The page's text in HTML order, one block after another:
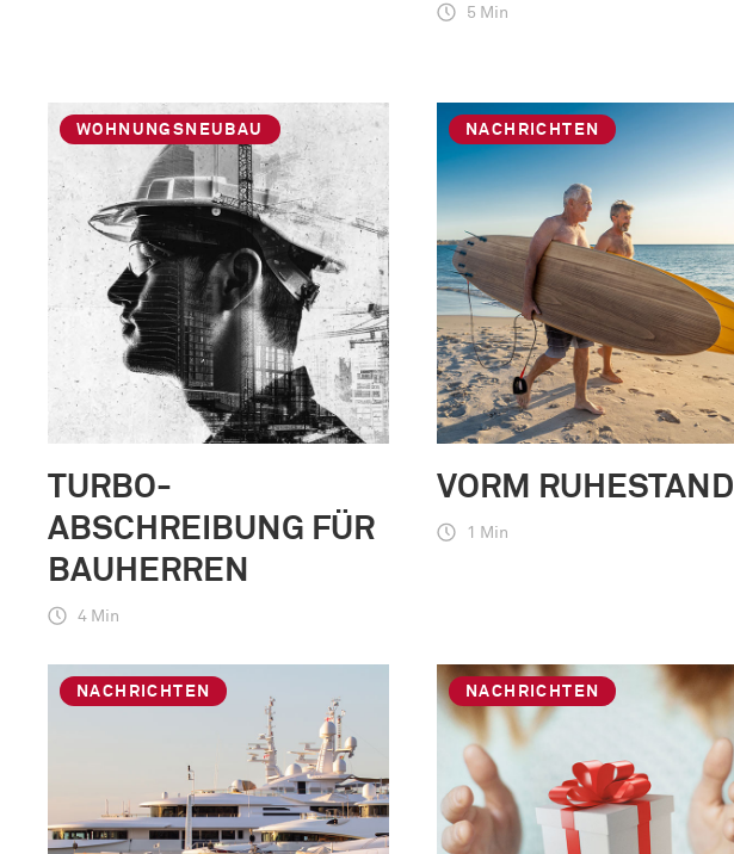
5 Min
WOHNUNGSNEUBAU
TURBO-
ABSCHREIBUNG FÜR
BAUHERREN
4 Min
NACHRICHTEN
VORM RUHESTAND
1 Min
NACHRICHTEN NACHRICHTEN